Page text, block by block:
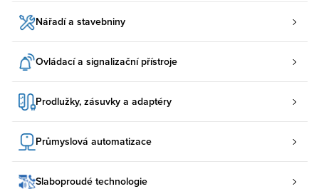
Nářadí a stavebniny
Ovládací a signalizační přístroje
Prodlužky, zásuvky a adaptéry
Průmyslová automatizace
Slaboproudé technologie